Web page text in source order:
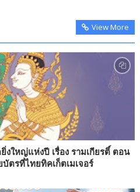
View More
ใหญ่แห่งปี เรื่อง รามเกียรติ์ ตอน
ตรที่ไทยทิคเก็ตเมเจอร์